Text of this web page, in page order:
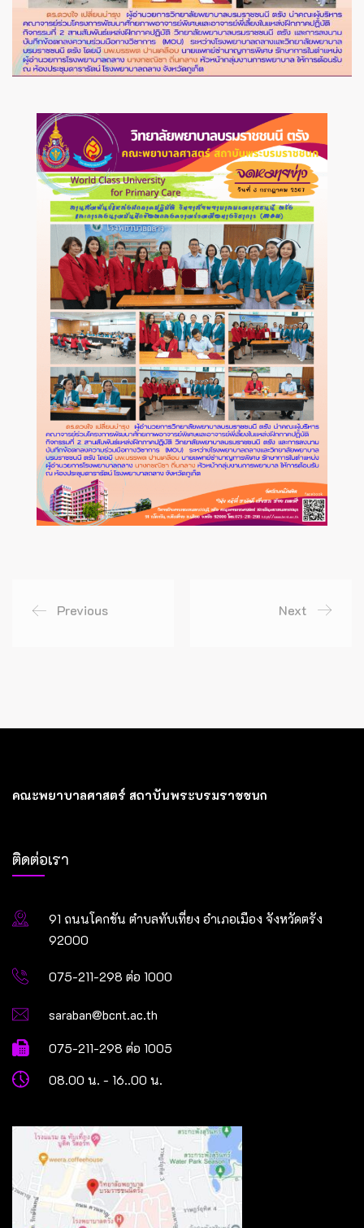
Previous Next
คณะพยาบาลศาสตร์ สถาบันพระบรมราชชนก
ติดต่อเรา
91 ถนนโคกขัน ตำบลทับเที่ยง อำเภอเมือง จังหวัดตรัง
92000
075-211-298 ต่อ 1000
saraban@bcnt.ac.th
075-211-298 ต่อ 1005
08.00 น. - 16..00 น.